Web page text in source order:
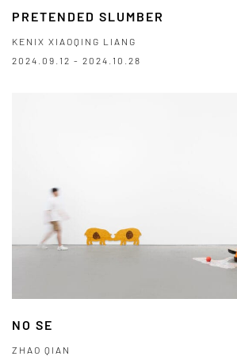
PRETENDED SLUMBER
KENIX XIAOQING LIANG
2024.09.12 - 2024.10.28
NO SE
ZHAO QIAN